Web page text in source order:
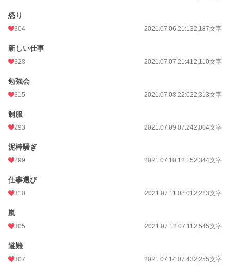
怒り
304 2021.07.06 21:132,187文字
新しい仕事
328 2021.07.07 21:412,110文字
勉強会
315 2021.07.08 22:022,313文字
制服
293 2021.07.09 07:242,004文字
泥棒騒ぎ
299 2021.07.10 12:152,344文字
仕事選び
310 2021.07.11 08:012,283文字
嵐
305 2021.07.12 07:112,545文字
避難
307 2021.07.14 07:432,255文字